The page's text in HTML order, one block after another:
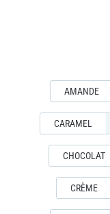
AMANDE
CARAMEL
CHOCOLAT
CRÈME